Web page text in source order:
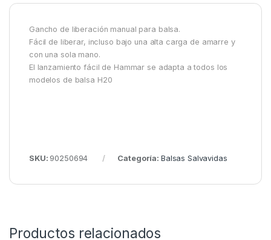
Gancho de liberación manual para balsa.
Fácil de liberar, incluso bajo una alta carga de amarre y
con una sola mano.
El lanzamiento fácil de Hammar se adapta a todos los
modelos de balsa H20
SKU: 90250694 Categoría: Balsas Salvavidas
Productos relacionados